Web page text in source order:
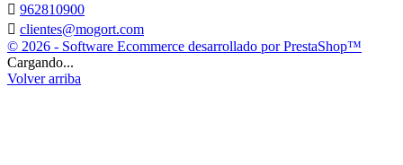
 962810900
 clientes@mogort.com
© 2026 - Software Ecommerce desarrollado por PrestaShop™
Cargando...
Volver arriba